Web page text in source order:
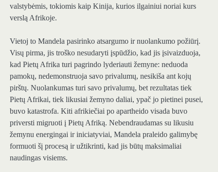
valstybėmis, tokiomis kaip Kinija, kurios ilgainiui noriai kurs
verslą Afrikoje.
Vietoj to Mandela pasirinko atsargumo ir nuolankumo požiūrį.
Visų pirma, jis troško nesudaryti įspūdžio, kad jis įsivaizduoja,
kad Pietų Afrika turi pagrindo lyderiauti žemyne: neduoda
pamokų, nedemonstruoja savo privalumų, nesikiša ant kojų
pirštų. Nuolankumas turi savo privalumų, bet rezultatas tiek
Pietų Afrikai, tiek likusiai žemyno daliai, ypač jo pietinei pusei,
buvo katastrofa. Kiti afrikiečiai po apartheido visada buvo
priversti migruoti į Pietų Afriką. Nebendraudamas su likusiu
žemynu energingai ir iniciatyviai, Mandela praleido galimybę
formuoti šį procesą ir užtikrinti, kad jis būtų maksimaliai
naudingas visiems.